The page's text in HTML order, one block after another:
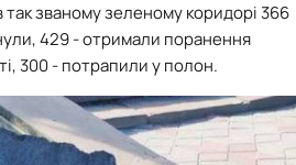
званому зеленому коридорі 366
429 - отримали поранення
300 - потрапили у полон.